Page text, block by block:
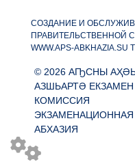
СОЗДАНИЕ И
ПРАВИТЕЛЬСТВЕННОЙ
WWW.APS-ABKHAZIA.SU
© 2026 АҦСНЫ
АЗШЬАРТӘ
КОМИССИЯ
АБХАЗИЯ